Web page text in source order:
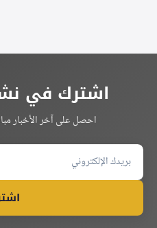
اشترك في
احصل على آخر الأخبار